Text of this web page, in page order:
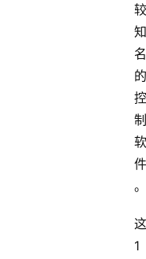
较
知
名
的
控
制
软
件
。
这
1